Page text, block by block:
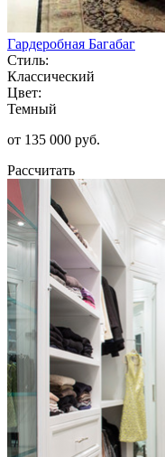
Гардеробная Багабаг
Стиль:
Классический
Цвет:
Темный
от 135 000 руб.
Рассчитать